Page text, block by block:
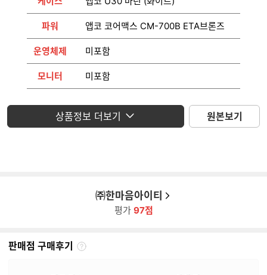
파워 앱코 코어맥스 CM-700B ETA브론즈
운영체제 미포함
모니터 미포함
상품정보 더보기 원본보기
㈜한마음아이티
평가 97점
판매점 구매후기
판